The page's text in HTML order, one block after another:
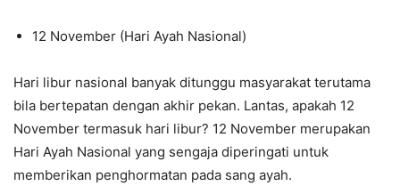
12 November (Hari Ayah Nasional)
Hari libur nasional banyak ditunggu masyarakat terutama
bila bertepatan dengan akhir pekan. Lantas, apakah 12
November termasuk hari libur? 12 November merupakan
Hari Ayah Nasional yang sengaja diperingati untuk
memberikan penghormatan pada sang ayah.